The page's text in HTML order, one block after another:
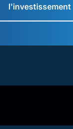
l'investissement